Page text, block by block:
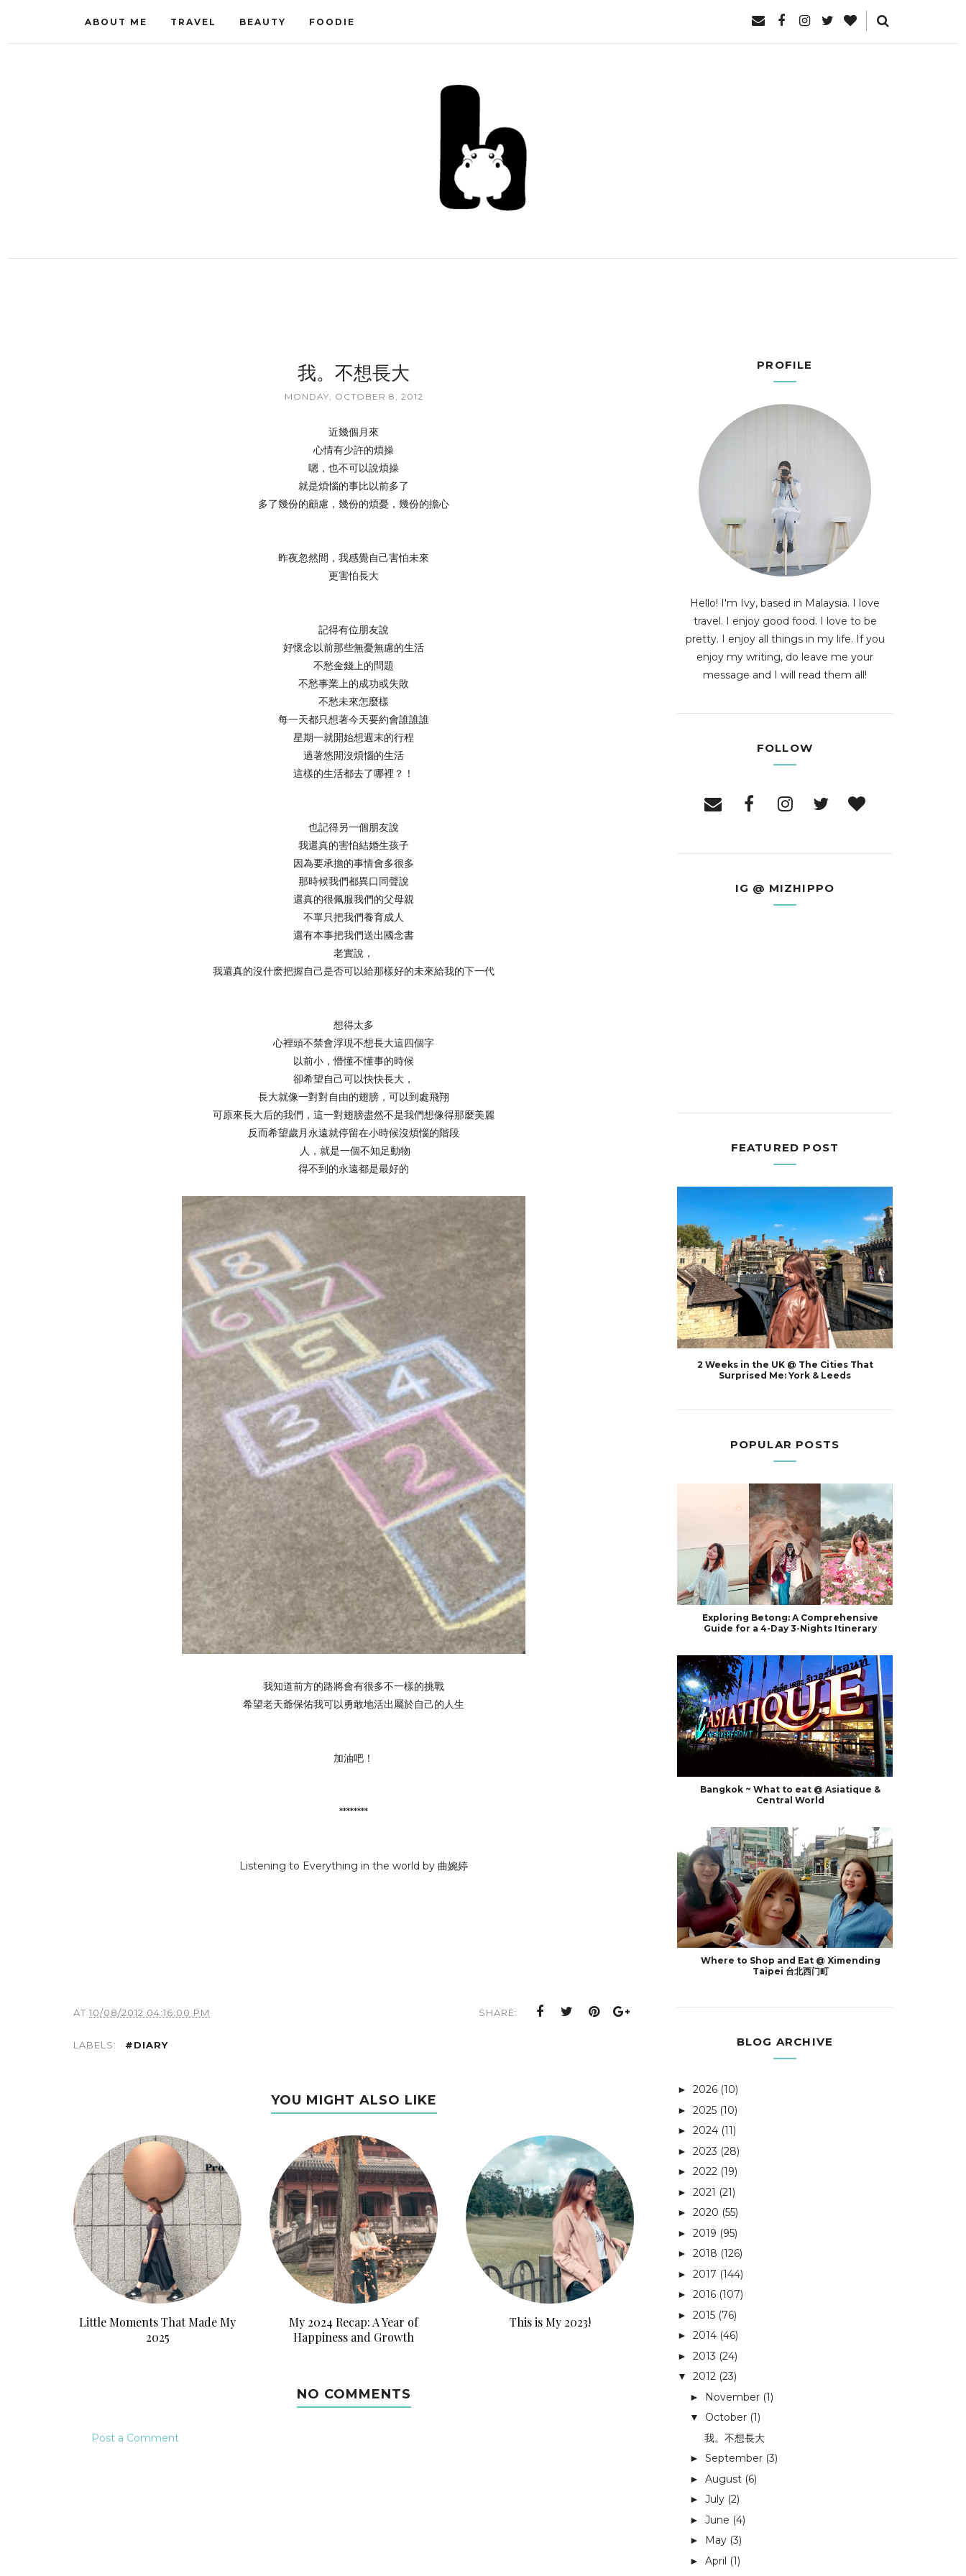
ABOUT ME TRAVEL BEAUTY FOODIE
我。不想長大
MONDAY, OCTOBER 8, 2012
近幾個月來
心情有少許的煩操
嗯，也不可以說煩操
就是煩惱的事比以前多了
多了幾份的顧慮，幾份的煩憂，幾份的擔心
昨夜忽然間，我感覺自己害怕未來
更害怕長大
記得有位朋友說
好懷念以前那些無憂無慮的生活
不愁金錢上的問題
不愁事業上的成功或失敗
不愁未來怎麼樣
每一天都只想著今天要約會誰誰誰
星期一就開始想週末的行程
過著悠閒沒煩惱的生活
這樣的生活都去了哪裡？！
也記得另一個朋友說
我還真的害怕結婚生孩子
因為要承擔的事情會多很多
那時候我們都異口同聲說
還真的很佩服我們的父母親
不單只把我們養育成人
還有本事把我們送出國念書
老實說，
我還真的沒什麽把握自己是否可以給那樣好的未來給我的下一代
想得太多
心裡頭不禁會浮現不想長大這四個字
以前小，懵懂不懂事的時候
卻希望自己可以快快長大，
長大就像一對對自由的翅膀，可以到處飛翔
可原來長大后的我們，這一對翅膀盡然不是我們想像得那麼美麗
反而希望歲月永遠就停留在小時候沒煩惱的階段
人，就是一個不知足動物
得不到的永遠都是最好的
我知道前方的路將會有很多不一樣的挑戰
希望老天爺保佑我可以勇敢地活出屬於自己的人生
加油吧！
********
Listening to Everything in the world by 曲婉婷
AT 10/08/2012 04:16:00 PM SHARE:
LABELS: #DIARY
YOU MIGHT ALSO LIKE
Little Moments That Made My
2025
My 2024 Recap: A Year of
Happiness and Growth
This is My 2023!
NO COMMENTS
Post a Comment
PROFILE
Hello! I'm Ivy, based in Malaysia. I love
travel. I enjoy good food. I love to be
pretty. I enjoy all things in my life. If you
enjoy my writing, do leave me your
message and I will read them all!
FOLLOW
IG @ MIZHIPPO
FEATURED POST
2 Weeks in the UK @ The Cities That
Surprised Me: York & Leeds
POPULAR POSTS
Exploring Betong: A Comprehensive
Guide for a 4-Day 3-Nights Itinerary
Bangkok ~ What to eat @ Asiatique &
Central World
Where to Shop and Eat @ Ximending
Taipei 台北西门町
BLOG ARCHIVE
► 2026 (10)
► 2025 (10)
► 2024 (11)
► 2023 (28)
► 2022 (19)
► 2021 (21)
► 2020 (55)
► 2019 (95)
► 2018 (126)
► 2017 (144)
► 2016 (107)
► 2015 (76)
► 2014 (46)
► 2013 (24)
▼ 2012 (23)
► November (1)
▼ October (1)
我。不想長大
► September (3)
► August (6)
► July (2)
► June (4)
► May (3)
► April (1)